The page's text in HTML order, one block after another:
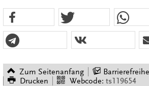
Zum Seitenanfang
Drucken
Webcode: ts119654